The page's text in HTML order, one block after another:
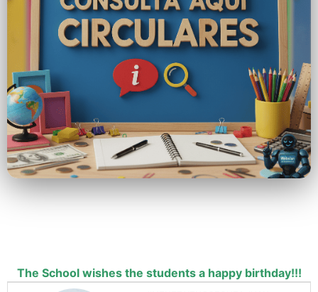
The School wishes the students a happy birthday!!!